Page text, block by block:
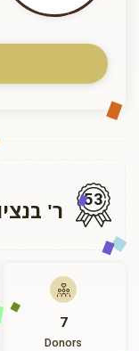
ר' 53
7
Donors